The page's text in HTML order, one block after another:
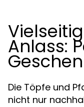
Anlass:
Die Töpfe und
nicht nur